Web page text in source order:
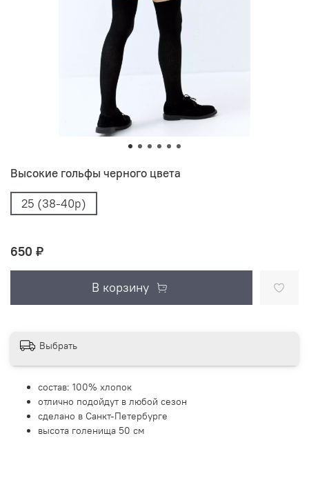
Высокие гольфы черного цвета
25 (38-40р)
650 ₽
В корзину
Выбрать
состав: 100% хлопок
отлично подойдут в любой сезон
сделано в Санкт-Петербурге
высота голенища 50 см